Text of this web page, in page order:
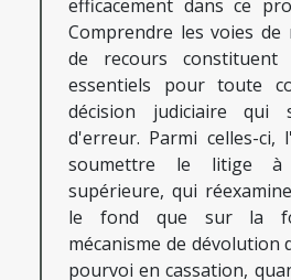
efficacement dans ce
Comprendre les voies de
de recours constituent
essentiels pour toute
décision judiciaire qui
d'erreur. Parmi celles-ci,
soumettre le litige à
supérieure, qui
le fond que sur la
mécanisme de dévolution
pourvoi en cassation,